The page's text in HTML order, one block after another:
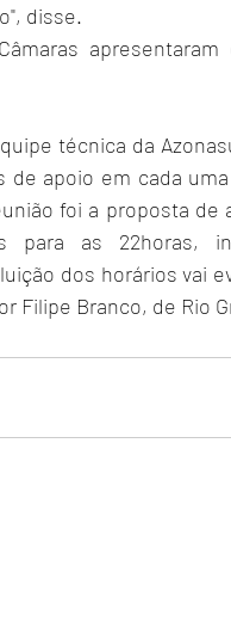
disse.
técnica da
de apoio em cada
foi a proposta
para as 22horas,
dos horários vai
Filipe Branco, de Rio